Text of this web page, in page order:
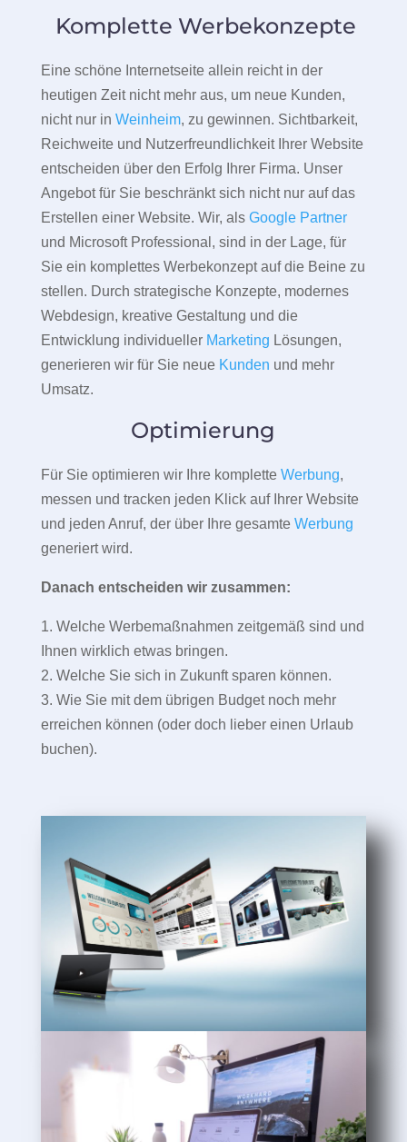
Komplette Werbekonzepte
Eine schöne Internetseite allein reicht in der
heutigen Zeit nicht mehr aus, um neue Kunden,
nicht nur in Weinheim, zu gewinnen. Sichtbarkeit,
Reichweite und Nutzerfreundlichkeit Ihrer Website
entscheiden über den Erfolg Ihrer Firma. Unser
Angebot für Sie beschränkt sich nicht nur auf das
Erstellen einer Website. Wir, als Google Partner
und Microsoft Professional, sind in der Lage, für
Sie ein komplettes Werbekonzept auf die Beine zu
stellen. Durch strategische Konzepte, modernes
Webdesign, kreative Gestaltung und die
Entwicklung individueller Marketing Lösungen,
generieren wir für Sie neue Kunden und mehr
Umsatz.
Optimierung
Für Sie optimieren wir Ihre komplette Werbung,
messen und tracken jeden Klick auf Ihrer Website
und jeden Anruf, der über Ihre gesamte Werbung
generiert wird.
Danach entscheiden wir zusammen:
1. Welche Werbemaßnahmen zeitgemäß sind und
Ihnen wirklich etwas bringen.
2. Welche Sie sich in Zukunft sparen können.
3. Wie Sie mit dem übrigen Budget noch mehr
erreichen können (oder doch lieber einen Urlaub
buchen).